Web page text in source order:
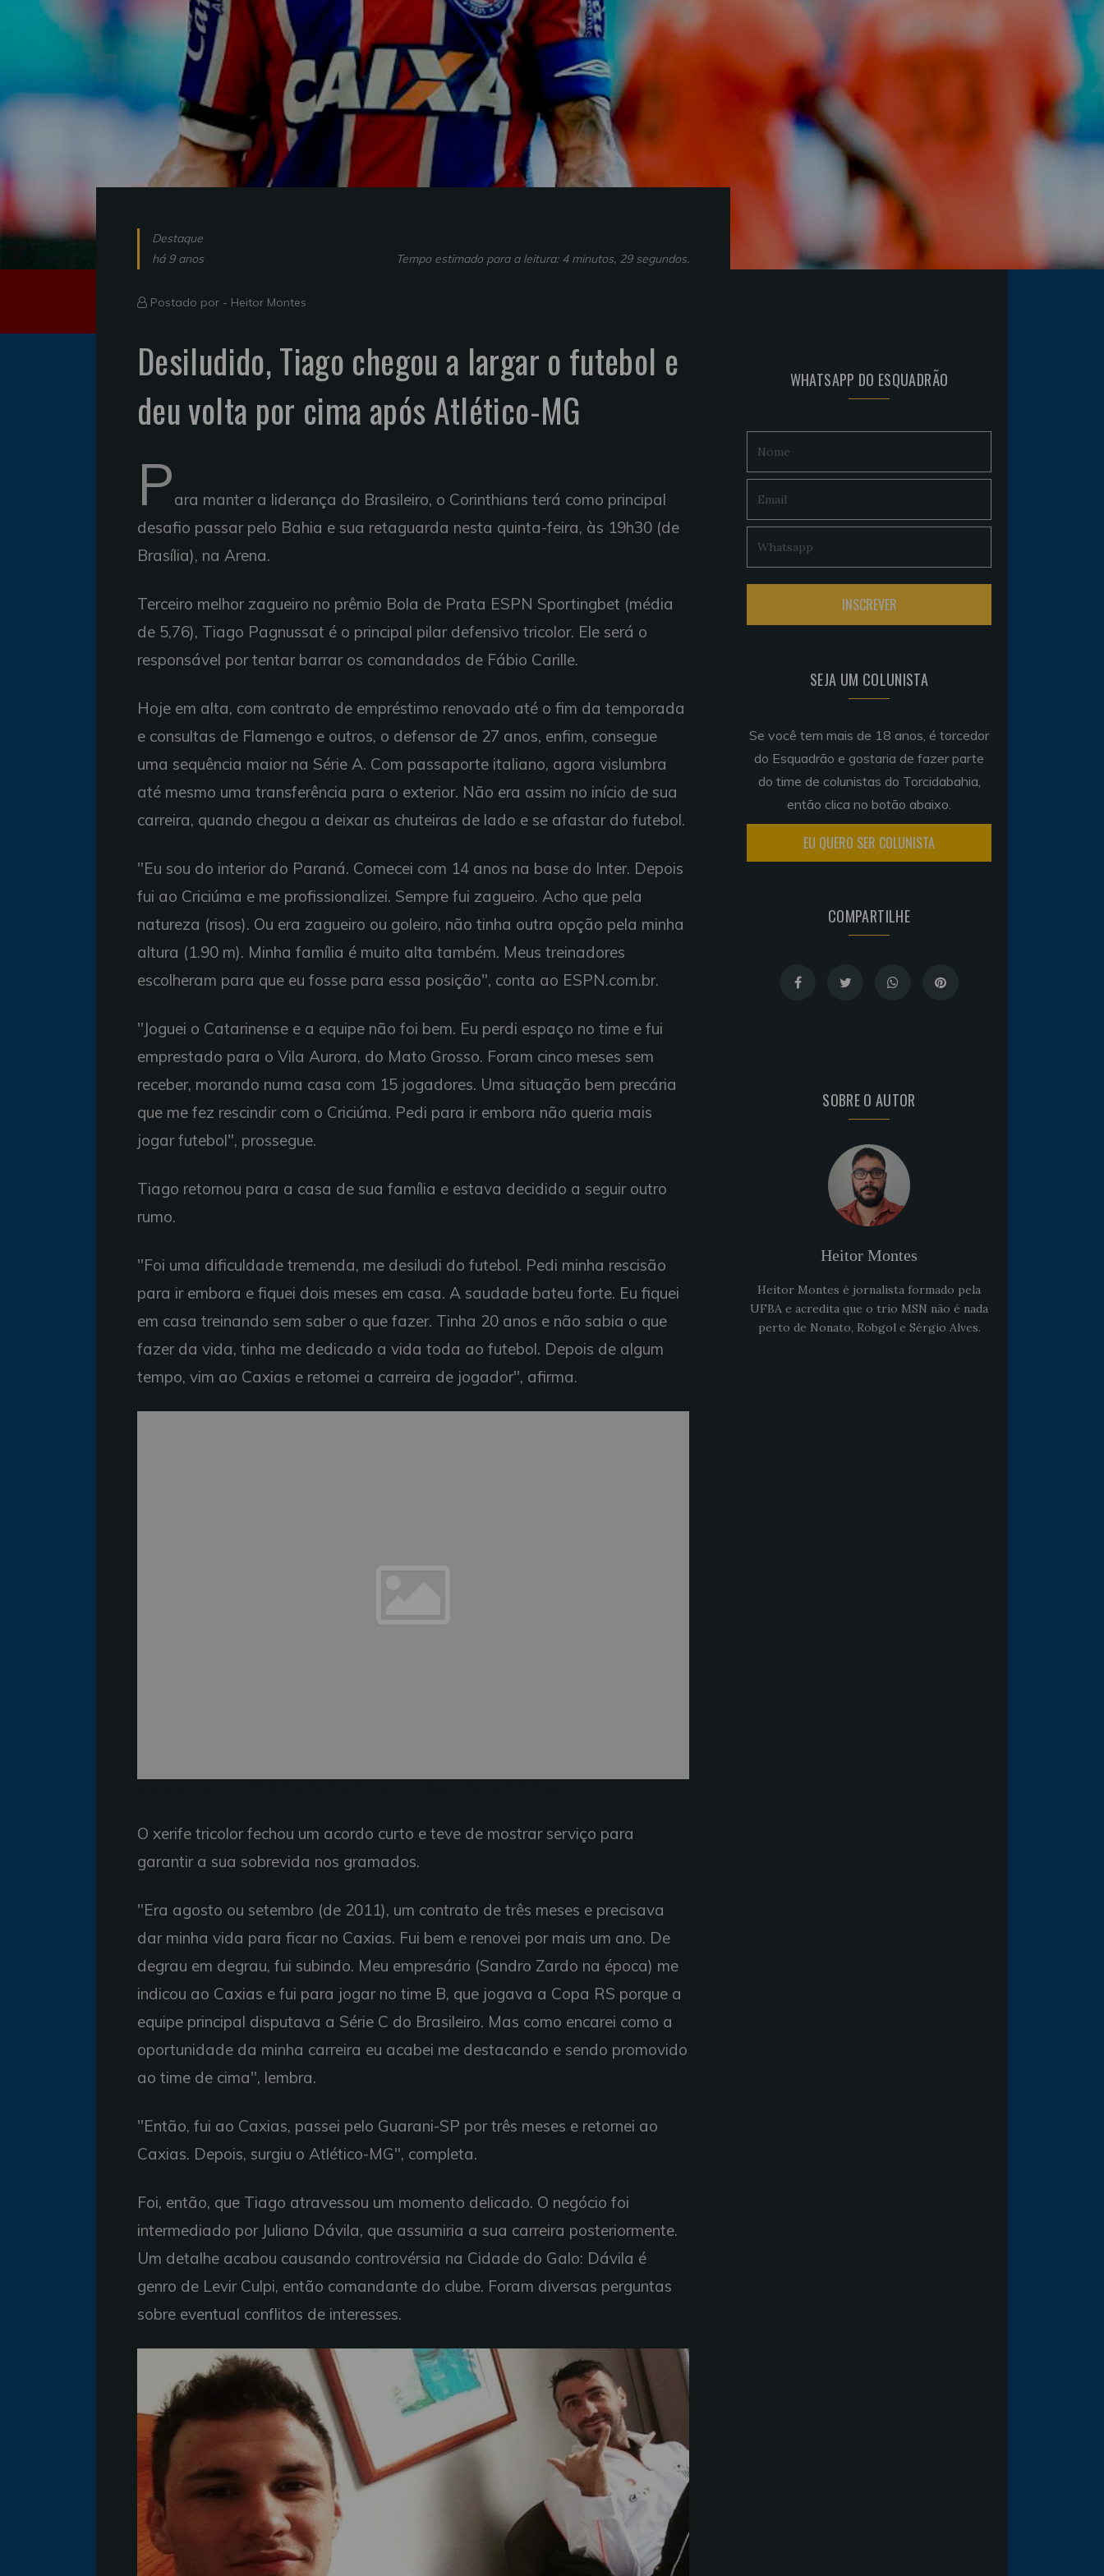
Destaque
há 9 anos
Tempo estimado para a leitura: 4 minutos, 29 segundos.
Postado por - Heitor Montes
Desiludido, Tiago chegou a largar o futebol e
deu volta por cima após Atlético-MG
Para manter a liderança do Brasileiro, o Corinthians terá como principal
desafio passar pelo Bahia e sua retaguarda nesta quinta-feira, às 19h30 (de
Brasília), na Arena.
Terceiro melhor zagueiro no prêmio Bola de Prata ESPN Sportingbet (média
de 5,76), Tiago Pagnussat é o principal pilar defensivo tricolor. Ele será o
responsável por tentar barrar os comandados de Fábio Carille.
Hoje em alta, com contrato de empréstimo renovado até o fim da temporada
e consultas de Flamengo e outros, o defensor de 27 anos, enfim, consegue
uma sequência maior na Série A. Com passaporte italiano, agora vislumbra
até mesmo uma transferência para o exterior. Não era assim no início de sua
carreira, quando chegou a deixar as chuteiras de lado e se afastar do futebol.
"Eu sou do interior do Paraná. Comecei com 14 anos na base do Inter. Depois
fui ao Criciúma e me profissionalizei. Sempre fui zagueiro. Acho que pela
natureza (risos). Ou era zagueiro ou goleiro, não tinha outra opção pela minha
altura (1.90 m). Minha família é muito alta também. Meus treinadores
escolheram para que eu fosse para essa posição", conta ao ESPN.com.br.
"Joguei o Catarinense e a equipe não foi bem. Eu perdi espaço no time e fui
emprestado para o Vila Aurora, do Mato Grosso. Foram cinco meses sem
receber, morando numa casa com 15 jogadores. Uma situação bem precária
que me fez rescindir com o Criciúma. Pedi para ir embora não queria mais
jogar futebol", prossegue.
Tiago retornou para a casa de sua família e estava decidido a seguir outro
rumo.
"Foi uma dificuldade tremenda, me desiludi do futebol. Pedi minha rescisão
para ir embora e fiquei dois meses em casa. A saudade bateu forte. Eu fiquei
em casa treinando sem saber o que fazer. Tinha 20 anos e não sabia o que
fazer da vida, tinha me dedicado a vida toda ao futebol. Depois de algum
tempo, vim ao Caxias e retomei a carreira de jogador", afirma.
O xerife tricolor fechou um acordo curto e teve de mostrar serviço para
garantir a sua sobrevida nos gramados.
"Era agosto ou setembro (de 2011), um contrato de três meses e precisava
dar minha vida para ficar no Caxias. Fui bem e renovei por mais um ano. De
degrau em degrau, fui subindo. Meu empresário (Sandro Zardo na época) me
indicou ao Caxias e fui para jogar no time B, que jogava a Copa RS porque a
equipe principal disputava a Série C do Brasileiro. Mas como encarei como a
oportunidade da minha carreira eu acabei me destacando e sendo promovido
ao time de cima", lembra.
"Então, fui ao Caxias, passei pelo Guarani-SP por três meses e retornei ao
Caxias. Depois, surgiu o Atlético-MG", completa.
Foi, então, que Tiago atravessou um momento delicado. O negócio foi
intermediado por Juliano Dávila, que assumiria a sua carreira posteriormente.
Um detalhe acabou causando controvérsia na Cidade do Galo: Dávila é
genro de Levir Culpi, então comandante do clube. Foram diversas perguntas
sobre eventual conflitos de interesses.
WHATSAPP DO ESQUADRÃO
SEJA UM COLUNISTA
Se você tem mais de 18 anos, é torcedor
do Esquadrão e gostaria de fazer parte
do time de colunistas do Torcidabahia,
então clica no botão abaixo.
EU QUERO SER COLUNISTA
COMPARTILHE
SOBRE O AUTOR
Heitor Montes
Heitor Montes é jornalista formado pela
UFBA e acredita que o trio MSN não é nada
perto de Nonato, Robgol e Sérgio Alves.